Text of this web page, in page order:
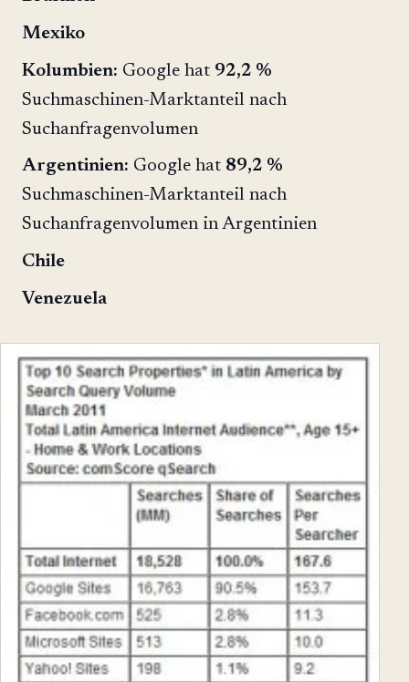
Mexiko
Kolumbien: Google hat 92,2 %
Suchmaschinen-Marktanteil nach
Suchanfragenvolumen
Argentinien: Google hat 89,2 %
Suchmaschinen-Marktanteil nach
Suchanfragenvolumen in Argentinien
Chile
Venezuela